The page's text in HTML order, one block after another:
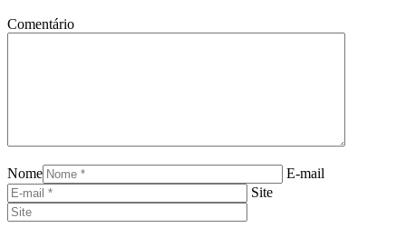
Comentário
Nome
E-mail
Site